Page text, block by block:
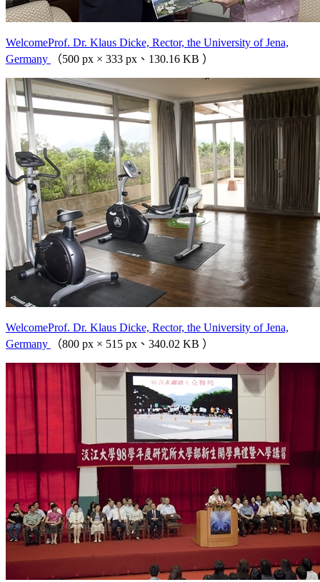
WelcomeProf. Dr. Klaus Dicke, Rector, the University of Jena,
Germany
（500 px × 333 px、130.16 KB ）
WelcomeProf. Dr. Klaus Dicke, Rector, the University of Jena,
Germany
（800 px × 515 px、340.02 KB ）